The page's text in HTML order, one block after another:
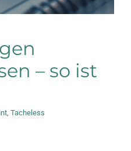
– so ist
Tacheless